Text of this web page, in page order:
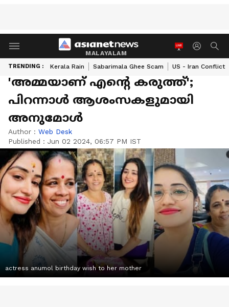
MALAYALAM
TRENDING : Kerala Rain Sabarimala Ghee Scam US - Iran Conflict
'അമ്മയാണ് എന്റെ കരുത്ത്';
പിറന്നാൾ ആശംസകളുമായി
അനുമോൾ
Author : Web Desk
Published : Jun 02 2024, 06:57 PM IST
actress anumol birthday wish to her mother